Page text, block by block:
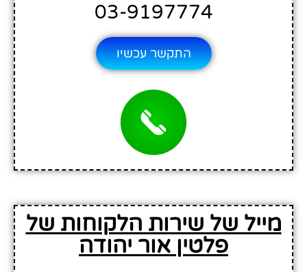
03-9197774
התקשר עכשיו
מייל של שירות הלקוחות של
פלטין אור יהודה